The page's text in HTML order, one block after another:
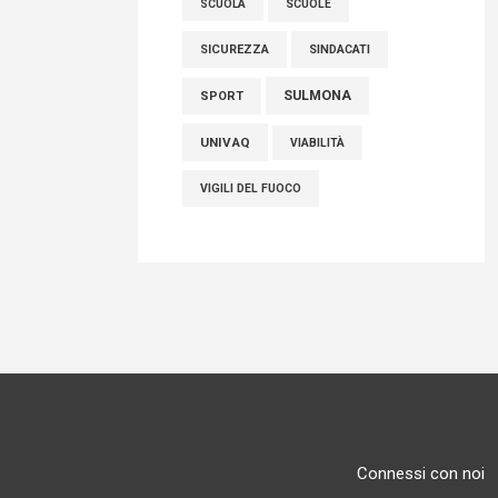
SCUOLA SCUOLE
SICUREZZA SINDACATI
SPORT SULMONA
UNIVAQ VIABILITÀ
VIGILI DEL FUOCO
Connessi con noi